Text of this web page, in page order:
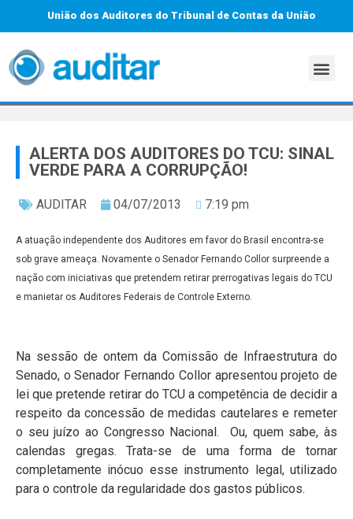
União dos Auditores do Tribunal de Contas da União
ALERTA DOS AUDITORES DO TCU: SINAL
VERDE PARA A CORRUPÇÃO!
AUDITAR 04/07/2013 7:19 pm
A atuação independente dos Auditores em favor do Brasil encontra-se
sob grave ameaça. Novamente o Senador Fernando Collor surpreende a
nação com iniciativas que pretendem retirar prerrogativas legais do TCU
e manietar os Auditores Federais de Controle Externo.
Na sessão de ontem da Comissão de Infraestrutura do
Senado, o Senador Fernando Collor apresentou projeto de
lei que pretende retirar do TCU a competência de decidir a
respeito da concessão de medidas cautelares e remeter
o seu juízo ao Congresso Nacional. Ou, quem sabe, às
calendas gregas. Trata-se de uma forma de tornar
completamente inócuo esse instrumento legal, utilizado
para o controle da regularidade dos gastos públicos.